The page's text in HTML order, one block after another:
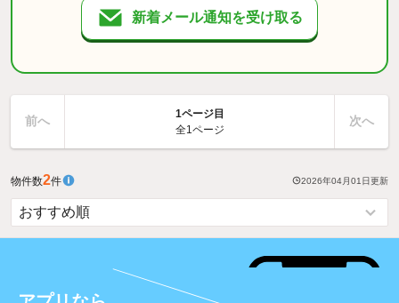
新着メール通知を受け取る
前へ
1ページ目
全1ページ
次へ
物件数2件 2026年04月01日更新